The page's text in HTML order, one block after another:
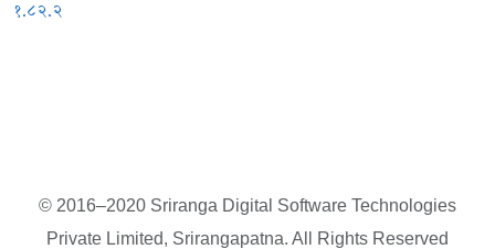
१.८२.२
© 2016–2020 Sriranga Digital Software Technologies
Private Limited, Srirangapatna. All Rights Reserved